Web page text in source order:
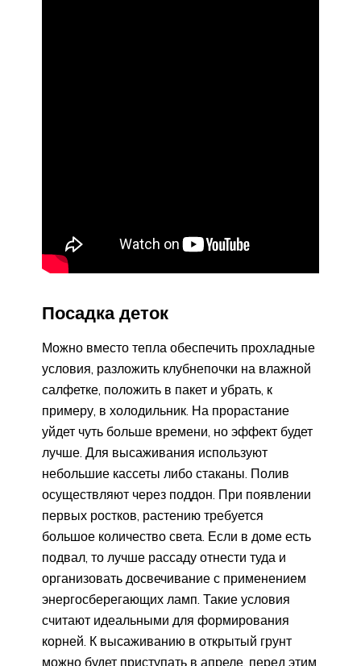
Посадка деток
Можно вместо тепла обеспечить прохладные
условия, разложить клубнепочки на влажной
салфетке, положить в пакет и убрать, к
примеру, в холодильник. На прорастание
уйдет чуть больше времени, но эффект будет
лучше. Для высаживания используют
небольшие кассеты либо стаканы. Полив
осуществляют через поддон. При появлении
первых ростков, растению требуется
большое количество света. Если в доме есть
подвал, то лучше рассаду отнести туда и
организовать досвечивание с применением
энергосберегающих ламп. Такие условия
считают идеальными для формирования
корней. К высаживанию в открытый грунт
можно будет приступать в апреле, перед этим